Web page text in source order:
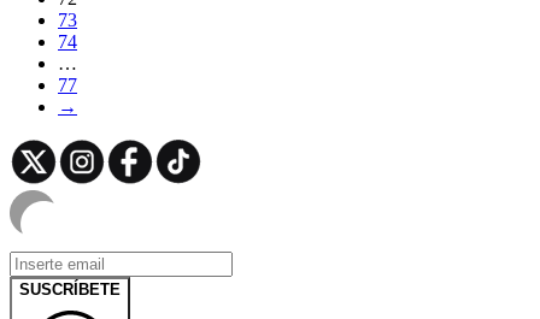
73
74
…
77
→
SUSCRÍBETE